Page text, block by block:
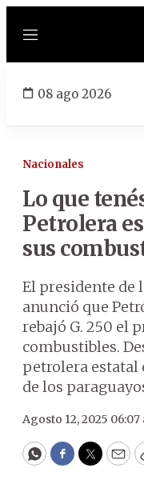
Menú
08 ago 2026
Nacionales
Lo que
Petrolera
sus
El presidente de
anunció que
rebajó G. 250 el
combustibles.
petrolera estatal
de los
Agosto 12, 2025 06:07
WhatsApp
Facebook
Twitter